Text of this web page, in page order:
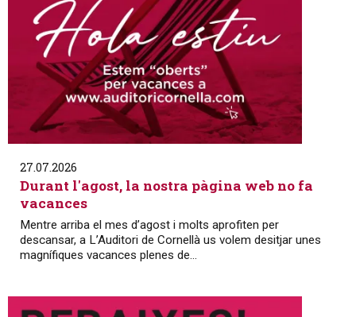
27.07.2026
Durant l'agost, la nostra pàgina web no fa
vacances
Mentre arriba el mes d’agost i molts aprofiten per
descansar, a L’Auditori de Cornellà us volem desitjar unes
magnífiques vacances plenes de...